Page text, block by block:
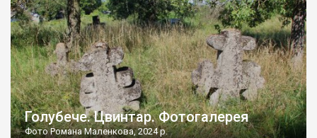
різноманітних форм хрестів. Село відносно невелике, […]
Голубече. Цвинтар. Фотогалерея
Фото Романа Маленкова, 2024 р.